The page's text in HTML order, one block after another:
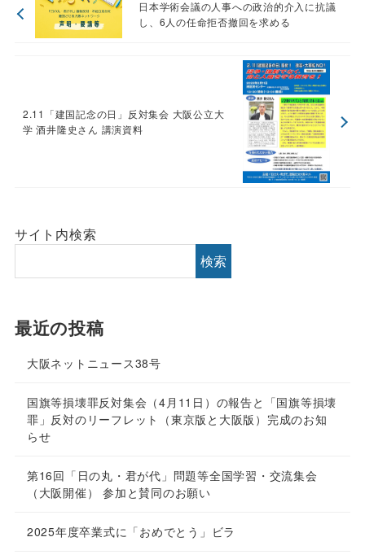
日本学術会議の人事への政治的介入に抗議
し、6人の任命拒否撤回を求める
2.11「建国記念の日」反対集会 大阪公立大
学 酒井隆史さん 講演資料
サイト内検索
検索
最近の投稿
大阪ネットニュース38号
国旗等損壊罪反対集会（4月11日）の報告と「国旗等損壊
罪」反対のリーフレット（東京版と大阪版）完成のお知
らせ
第16回「日の丸・君が代」問題等全国学習・交流集会
（大阪開催） 参加と賛同のお願い
2025年度卒業式に「おめでとう」ビラ